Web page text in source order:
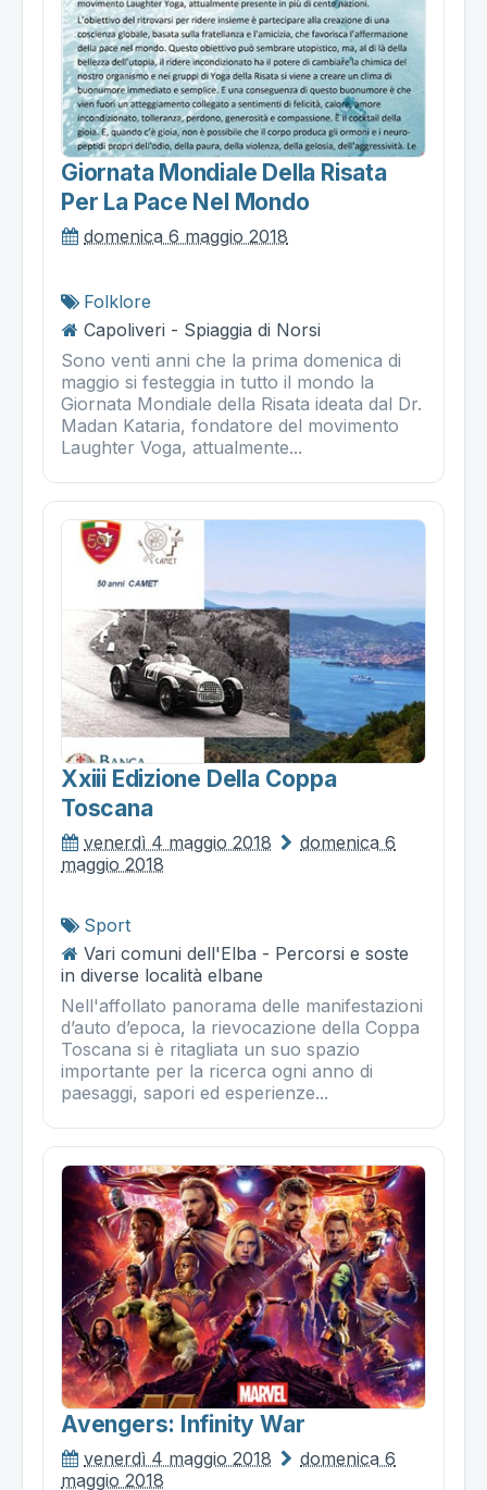
Giornata Mondiale Della Risata
Per La Pace Nel Mondo
domenica 6 maggio 2018
Folklore
Capoliveri - Spiaggia di Norsi
Sono venti anni che la prima domenica di
maggio si festeggia in tutto il mondo la
Giornata Mondiale della Risata ideata dal Dr.
Madan Kataria, fondatore del movimento
Laughter Voga, attualmente...
Xxiii Edizione Della Coppa
Toscana
venerdì 4 maggio 2018
domenica 6
maggio 2018
Sport
Vari comuni dell'Elba - Percorsi e soste
in diverse località elbane
Nell'affollato panorama delle manifestazioni
d’auto d’epoca, la rievocazione della Coppa
Toscana si è ritagliata un suo spazio
importante per la ricerca ogni anno di
paesaggi, sapori ed esperienze...
Avengers: Infinity War
venerdì 4 maggio 2018
domenica 6
maggio 2018